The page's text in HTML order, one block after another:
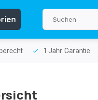
1 Jahr Garantie